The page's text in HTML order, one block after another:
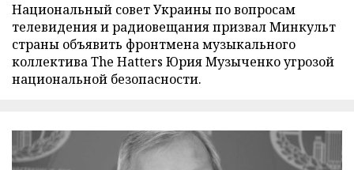
Национальный совет Украины по вопросам
телевидения и радиовещания призвал Минкульт
страны объявить фронтмена музыкального
коллектива The Hatters Юрия Музыченко угрозой
национальной безопасности.